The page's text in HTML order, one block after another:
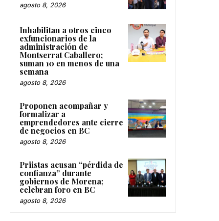
agosto 8, 2026
Inhabilitan a otros cinco
exfuncionarios de la
administración de
Montserrat Caballero;
suman 10 en menos de una
semana
agosto 8, 2026
Proponen acompañar y
formalizar a
emprendedores ante cierre
de negocios en BC
agosto 8, 2026
Priistas acusan “pérdida de
confianza” durante
gobiernos de Morena;
celebran foro en BC
agosto 8, 2026